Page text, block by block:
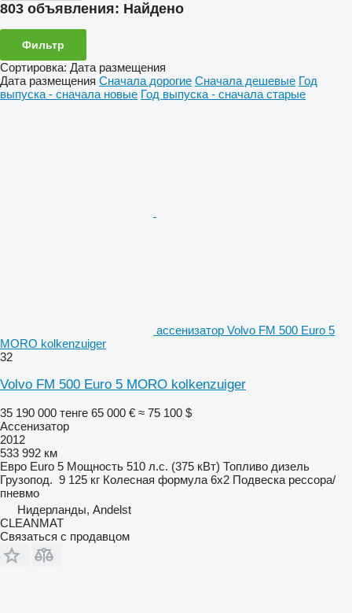
803 объявления: Найдено
Фильтр
Сортировка: Дата размещения
Дата размещения Сначала дорогие Сначала дешевые Год
выпуска - сначала новые Год выпуска - сначала старые
ассенизатор Volvo FM 500 Euro 5
MORO kolkenzuiger
32
Volvo FM 500 Euro 5 MORO kolkenzuiger
35 190 000 тенге 65 000 € ≈ 75 100 $
Ассенизатор
2012
533 992 км
Евро Euro 5 Мощность 510 л.с. (375 кВт) Топливо дизель
Грузопод. 9 125 кг Колесная формула 6x2 Подвеска рессора/
пневмо
Нидерланды, Andelst
CLEANMAT
Связаться с продавцом